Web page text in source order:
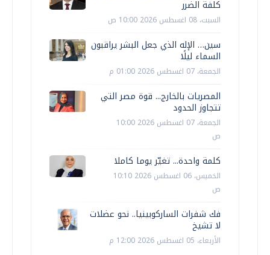
كلفة الضرر
السبت، 08 اغسطس 2026 10:00 ص
سين… الإله الذي جعل البشر يراقبون
السماء ليلًا
الجمعة، 07 اغسطس 2026 01:00 م
المصريات بالخارج... قوة مصر التي
تتجاوز الحدود
الجمعة، 07 اغسطس 2026 10:00
ص
كلمة واحدة... تغيّر يوما كاملا
الخميس، 06 اغسطس 2026 10:10
ص
فك شفرات الساركوبينيا.. نحو عضلات
لا تشيخ
الأربعاء، 05 اغسطس 2026 12:00 م